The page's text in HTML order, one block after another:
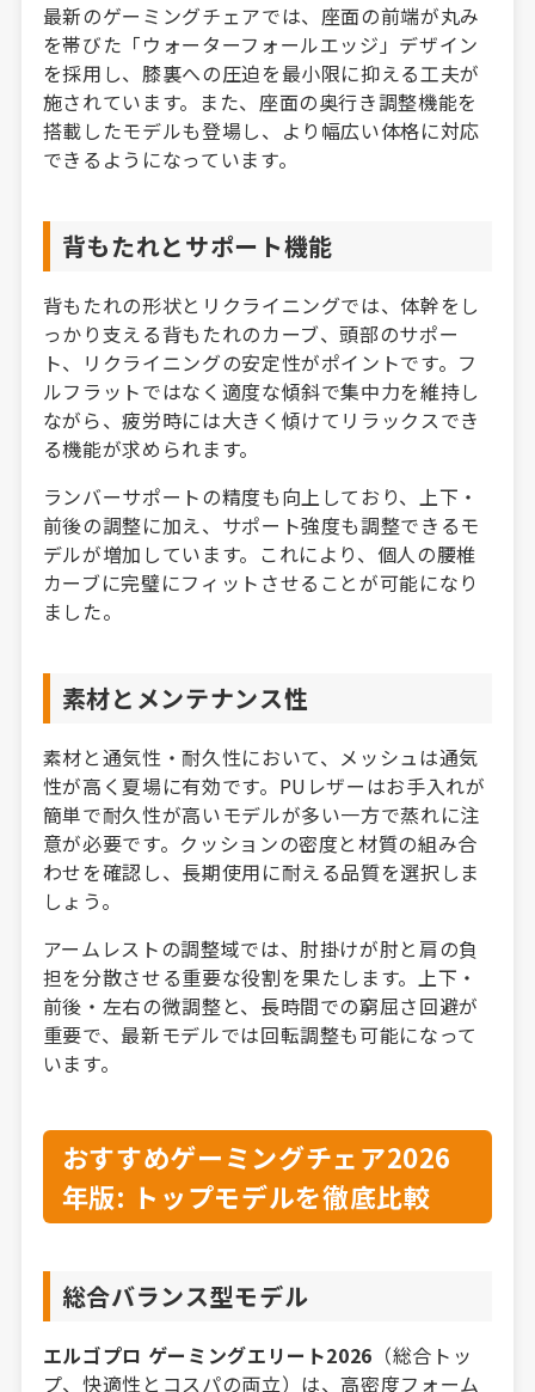
最新のゲーミングチェアでは、座面の前端が丸み
を帯びた「ウォーターフォールエッジ」デザイン
を採用し、膝裏への圧迫を最小限に抑える工夫が
施されています。また、座面の奥行き調整機能を
搭載したモデルも登場し、より幅広い体格に対応
できるようになっています。
背もたれとサポート機能
背もたれの形状とリクライニングでは、体幹をし
っかり支える背もたれのカーブ、頭部のサポー
ト、リクライニングの安定性がポイントです。フ
ルフラットではなく適度な傾斜で集中力を維持し
ながら、疲労時には大きく傾けてリラックスでき
る機能が求められます。
ランバーサポートの精度も向上しており、上下・
前後の調整に加え、サポート強度も調整できるモ
デルが増加しています。これにより、個人の腰椎
カーブに完璧にフィットさせることが可能になり
ました。
素材とメンテナンス性
素材と通気性・耐久性において、メッシュは通気
性が高く夏場に有効です。PUレザーはお手入れが
簡単で耐久性が高いモデルが多い一方で蒸れに注
意が必要です。クッションの密度と材質の組み合
わせを確認し、長期使用に耐える品質を選択しま
しょう。
アームレストの調整域では、肘掛けが肘と肩の負
担を分散させる重要な役割を果たします。上下・
前後・左右の微調整と、長時間での窮屈さ回避が
重要で、最新モデルでは回転調整も可能になって
います。
おすすめゲーミングチェア2026
年版: トップモデルを徹底比較
総合バランス型モデル
エルゴプロ ゲーミングエリート2026 （総合トッ
プ、快適性とコスパの両立）は、高密度フォーム